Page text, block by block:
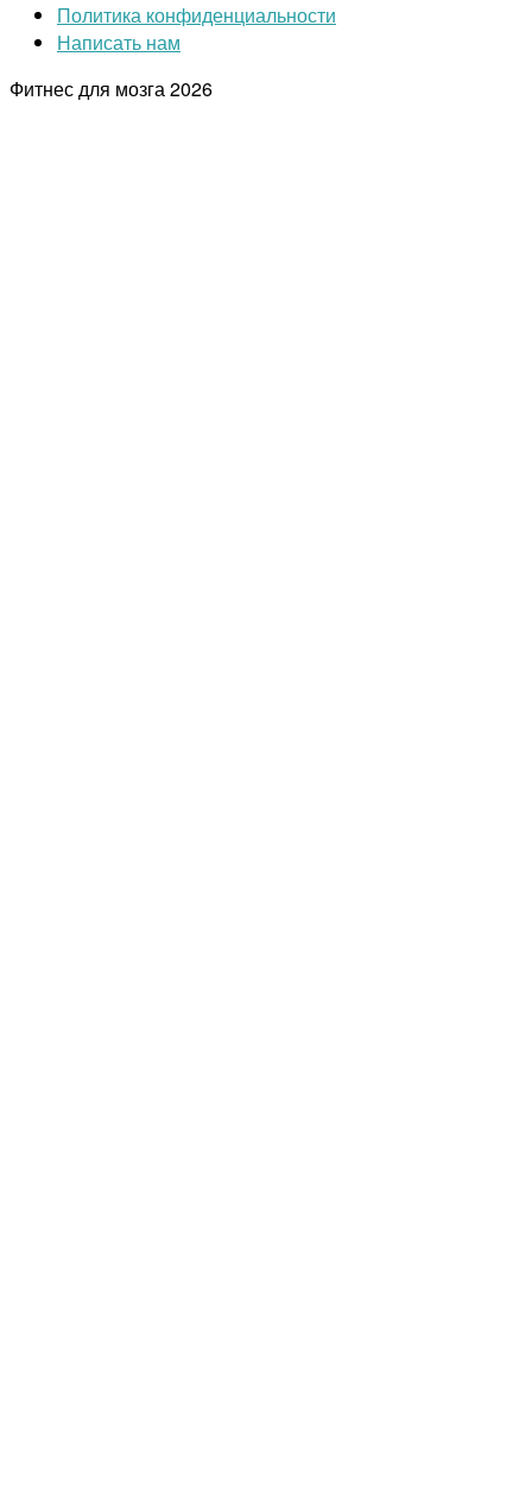
Политика конфиденциальности
Написать нам
Фитнес для мозга2026